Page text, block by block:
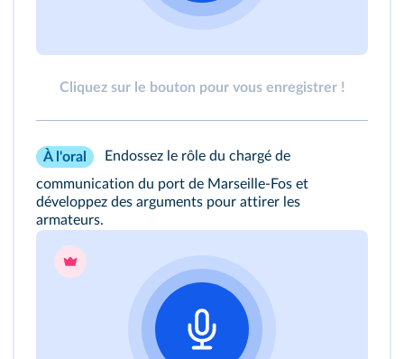
Cliquez sur le bouton pour vous enregistrer !
À l'oral
Endossez le rôle du chargé de
communication du port de Marseille-Fos et
développez des arguments pour attirer les
armateurs.